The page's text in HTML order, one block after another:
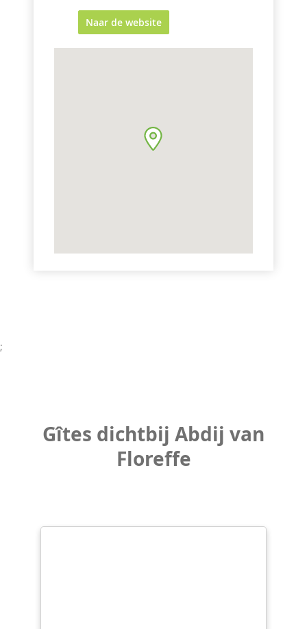
Naar de website
;
Gîtes dichtbij Abdij van
Floreffe
WARM AANBEVOLEN